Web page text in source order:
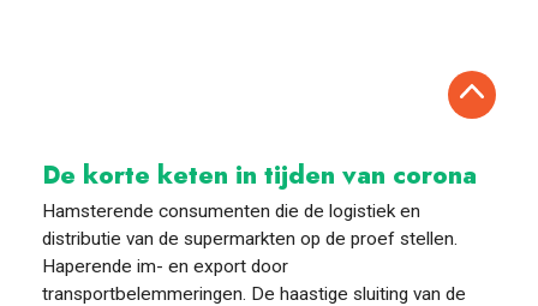
De korte keten in tijden van corona
Hamsterende consumenten die de logistiek en
distributie van de supermarkten op de proef stellen.
Haperende im- en export door
transportbelemmeringen. De haastige sluiting van de